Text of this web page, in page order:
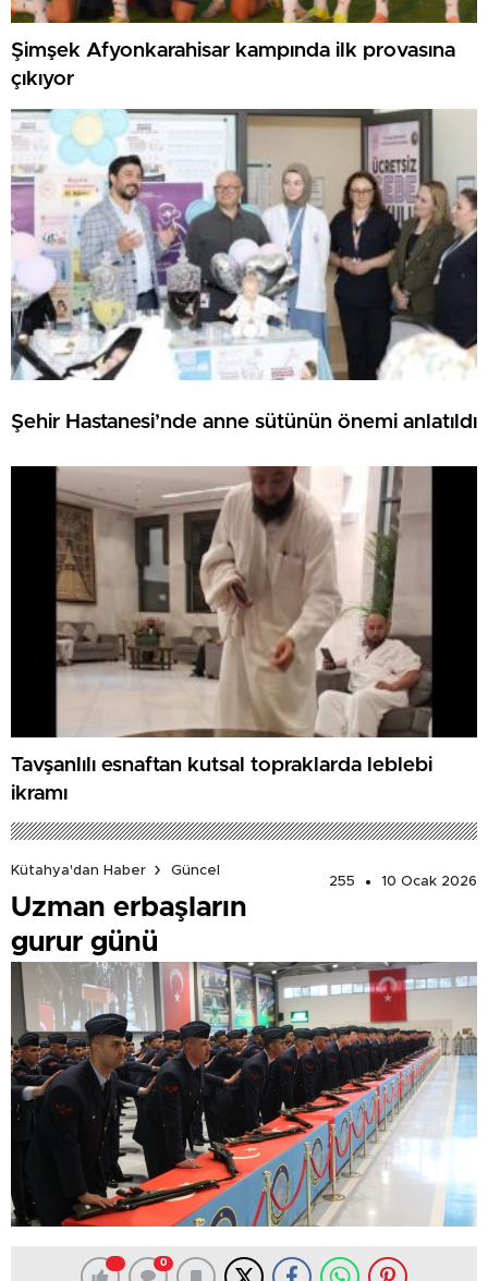
Şimşek Afyonkarahisar kampında ilk provasına
çıkıyor
Şehir Hastanesi’nde anne sütünün önemi anlatıldı
Tavşanlılı esnaftan kutsal topraklarda leblebi
ikramı
Kütahya'dan Haber
Güncel
255
10 Ocak 2026
Uzman erbaşların
gurur günü
0